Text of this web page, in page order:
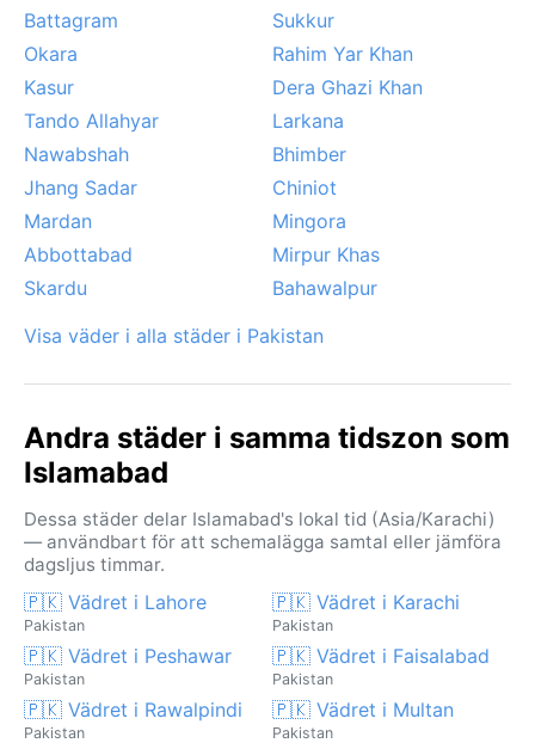
Battagram
Sukkur
Okara
Rahim Yar Khan
Kasur
Dera Ghazi Khan
Tando Allahyar
Larkana
Nawabshah
Bhimber
Jhang Sadar
Chiniot
Mardan
Mingora
Abbottabad
Mirpur Khas
Skardu
Bahawalpur
Visa väder i alla städer i Pakistan
Andra städer i samma tidszon som
Islamabad
Dessa städer delar Islamabad's lokal tid (Asia/Karachi)
— användbart för att schemalägga samtal eller jämföra
dagsljus timmar.
🇵🇰 Vädret i Lahore
Pakistan
🇵🇰 Vädret i Karachi
Pakistan
🇵🇰 Vädret i Peshawar
Pakistan
🇵🇰 Vädret i Faisalabad
Pakistan
🇵🇰 Vädret i Rawalpindi
Pakistan
🇵🇰 Vädret i Multan
Pakistan